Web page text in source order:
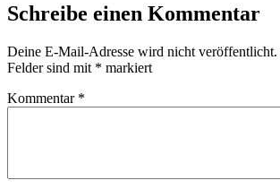
Schreibe einen Kommentar
Deine E-Mail-Adresse wird nicht veröffentlicht.
Felder sind mit * markiert
Kommentar *